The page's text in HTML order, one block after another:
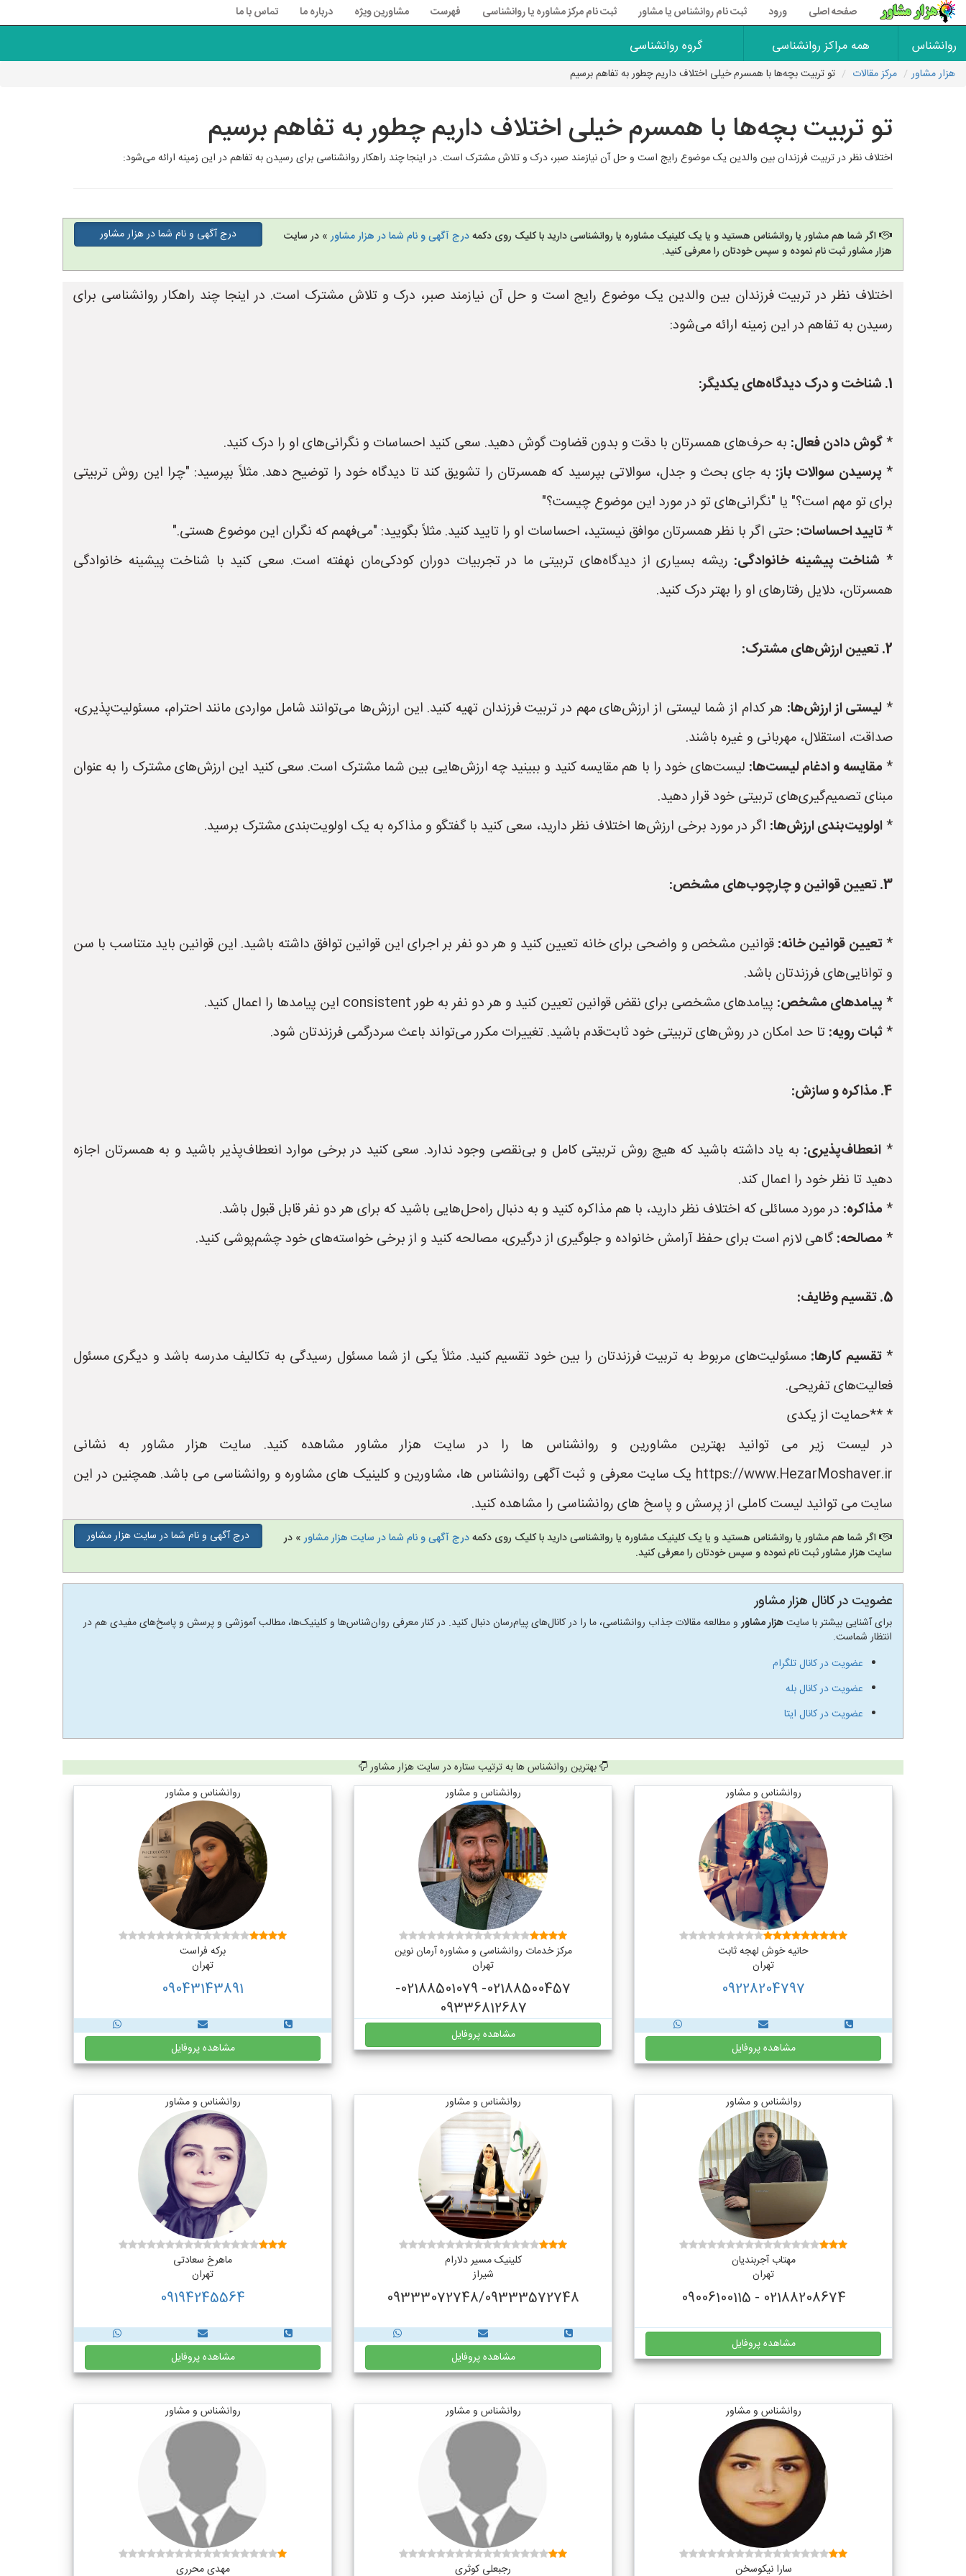
صفحه اصلی ورود ثبت نام روانشناس یا مشاور ثبت نام مرکز مشاوره یا روانشناسی فهرست مشاورین ویژه درباره ما تماس با ما
روانشناس همه مراکز روانشناسی گروه روانشناسی
هزار مشاور مرکز مقالات تو تربیت بچه‌ها با همسرم خیلی اختلاف داریم چطور به تفاهم برسیم
تو تربیت بچه‌ها با همسرم خیلی اختلاف داریم چطور به تفاهم برسیم
اختلاف نظر در تربیت فرزندان بین والدین یک موضوع رایج است و حل آن نیازمند صبر، درک و تلاش مشترک است. در اینجا چند راهکار روانشناسی برای رسیدن به تفاهم در این زمینه ارائه می‌شود:
اگر شما هم مشاور یا روانشناس هستید و یا یک کلینیک مشاوره یا روانشناسی دارید با کلیک روی دکمهدرج آگهی و نام شما در هزار مشاور» در سایت
هزار مشاور ثبت نام نموده و سپس خودتان را معرفی کنید.
درج آگهی و نام شما در هزار مشاور
اختلاف نظر در تربیت فرزندان بین والدین یک موضوع رایج است و حل آن نیازمند صبر، درک و تلاش مشترک است. در اینجا چند راهکار روانشناسی برای
رسیدن به تفاهم در این زمینه ارائه می‌شود:
1. شناخت و درک دیدگاه‌های یکدیگر:
*گوش دادن فعال: به حرف‌های همسرتان با دقت و بدون قضاوت گوش دهید. سعی کنید احساسات و نگرانی‌های او را درک کنید.
*پرسیدن سوالات باز: به جای بحث و جدل، سوالاتی بپرسید که همسرتان را تشویق کند تا دیدگاه خود را توضیح دهد. مثلاً بپرسید: "چرا این روش تربیتی
برای تو مهم است؟" یا "نگرانی‌های تو در مورد این موضوع چیست؟"
*تایید احساسات: حتی اگر با نظر همسرتان موافق نیستید، احساسات او را تایید کنید. مثلاً بگویید: "می‌فهمم که نگران این موضوع هستی."
* شناخت پیشینه خانوادگی: ریشه بسیاری از دیدگاه‌های تربیتی ما در تجربیات دوران کودکی‌مان نهفته است. سعی کنید با شناخت پیشینه خانوادگی
همسرتان، دلایل رفتارهای او را بهتر درک کنید.
2. تعیین ارزش‌های مشترک:
* لیستی از ارزش‌ها: هر کدام از شما لیستی از ارزش‌های مهم در تربیت فرزندان تهیه کنید. این ارزش‌ها می‌توانند شامل مواردی مانند احترام، مسئولیت‌پذیری،
صداقت، استقلال، مهربانی و غیره باشند.
*مقایسه و ادغام لیست‌ها: لیست‌های خود را با هم مقایسه کنید و ببینید چه ارزش‌هایی بین شما مشترک است. سعی کنید این ارزش‌های مشترک را به عنوان
مبنای تصمیم‌گیری‌های تربیتی خود قرار دهید.
*اولویت‌بندی ارزش‌ها: اگر در مورد برخی ارزش‌ها اختلاف نظر دارید، سعی کنید با گفتگو و مذاکره به یک اولویت‌بندی مشترک برسید.
3. تعیین قوانین و چارچوب‌های مشخص:
*تعیین قوانین خانه: قوانین مشخص و واضحی برای خانه تعیین کنید و هر دو نفر بر اجرای این قوانین توافق داشته باشید. این قوانین باید متناسب با سن
و توانایی‌های فرزندتان باشد.
*پیامدهای مشخص: پیامدهای مشخصی برای نقض قوانین تعیین کنید و هر دو نفر به طور consistent این پیامدها را اعمال کنید.
*ثبات رویه: تا حد امکان در روش‌های تربیتی خود ثابت‌قدم باشید. تغییرات مکرر می‌تواند باعث سردرگمی فرزندتان شود.
4. مذاکره و سازش:
* انعطاف‌پذیری: به یاد داشته باشید که هیچ روش تربیتی کامل و بی‌نقصی وجود ندارد. سعی کنید در برخی موارد انعطاف‌پذیر باشید و به همسرتان اجازه
دهید تا نظر خود را اعمال کند.
*مذاکره: در مورد مسائلی که اختلاف نظر دارید، با هم مذاکره کنید و به دنبال راه‌حل‌هایی باشید که برای هر دو نفر قابل قبول باشد.
*مصالحه: گاهی لازم است برای حفظ آرامش خانواده و جلوگیری از درگیری، مصالحه کنید و از برخی خواسته‌های خود چشم‌پوشی کنید.
5. تقسیم وظایف:
*تقسیم کارها: مسئولیت‌های مربوط به تربیت فرزندتان را بین خود تقسیم کنید. مثلاً یکی از شما مسئول رسیدگی به تکالیف مدرسه باشد و دیگری مسئول
فعالیت‌های تفریحی.
* **حمایت از یکدی
در لیست زیر می توانید بهترین مشاورین و روانشناس ها را در سایت هزار مشاور مشاهده کنید. سایت هزار مشاور به نشانی
https://www.HezarMoshaver.ir یک سایت معرفی و ثبت آگهی روانشناس ها، مشاورین و کلینیک های مشاوره و روانشناسی می باشد. همچنین در این
سایت می توانید لیست کاملی از پرسش و پاسخ های روانشناسی را مشاهده کنید.
اگر شما هم مشاور یا روانشناس هستید و یا یک کلینیک مشاوره یا روانشناسی دارید با کلیک روی دکمهدرج آگهی و نام شما در سایت هزار مشاور» در
سایت هزار مشاور ثبت نام نموده و سپس خودتان را معرفی کنید.
درج آگهی و نام شما در سایت هزار مشاور
عضویت در کانال هزار مشاور
برای آشنایی بیشتر با سایتهزار مشاورو مطالعه مقالات جذاب روانشناسی، ما را در کانال‌های پیام‌رسان دنبال کنید. در کنار معرفی روان‌شناس‌ها و کلینیک‌ها، مطالب آموزشی و پرسش و پاسخ‌های مفیدی هم در
انتظار شماست.
عضویت در کانال تلگرام
عضویت در کانال بله
عضویت در کانال ایتا
بهترین روانشناس ها به ترتیب ستاره در سایت هزار مشاور
روانشناس و مشاور
حانیه خوش لهجه ثابت
تهران
09228204797
مشاهده پروفایل
روانشناس و مشاور
مرکز خدمات روانشناسی و مشاوره آرمان نوین
تهران
02188500457- 02188501079-
09336812687
مشاهده پروفایل
روانشناس و مشاور
برکه فراست
تهران
09043143891
مشاهده پروفایل
روانشناس و مشاور
مهتاب آجربندیان
تهران
02188208674 - 09006100115
مشاهده پروفایل
روانشناس و مشاور
کلینیک مسیر دلارام
شیراز
09333072748/09333572748
مشاهده پروفایل
روانشناس و مشاور
ماهرخ سعادتی
تهران
09194245564
مشاهده پروفایل
روانشناس و مشاور
سارا نیکوسخن
روانشناس و مشاور
رجبعلی کوثری
روانشناس و مشاور
مهدی محرری